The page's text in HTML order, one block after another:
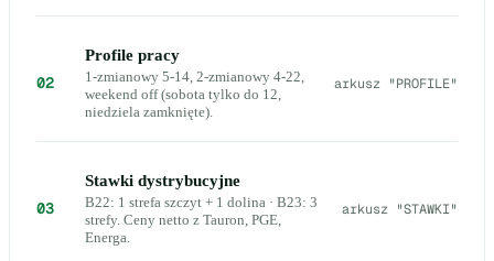
02
Profile pracy
1-zmianowy 5-14, 2-zmianowy 4-22,
weekend off (sobota tylko do 12,
niedziela zamknięte).
arkusz "PROFILE"
03
Stawki dystrybucyjne
B22: 1 strefa szczyt + 1 dolina · B23: 3
strefy. Ceny netto z Tauron, PGE,
Energa.
arkusz "STAWKI"